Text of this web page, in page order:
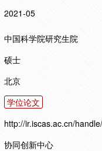
2021-05
中国科学院研究生院
硕士
北京
学位论文
http://ir.iscas.ac.cn/
协同创新中心